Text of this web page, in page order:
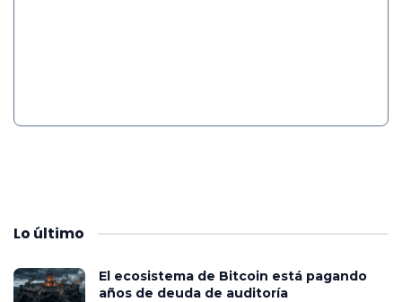
Lo último
El ecosistema de Bitcoin está pagando
años de deuda de auditoría